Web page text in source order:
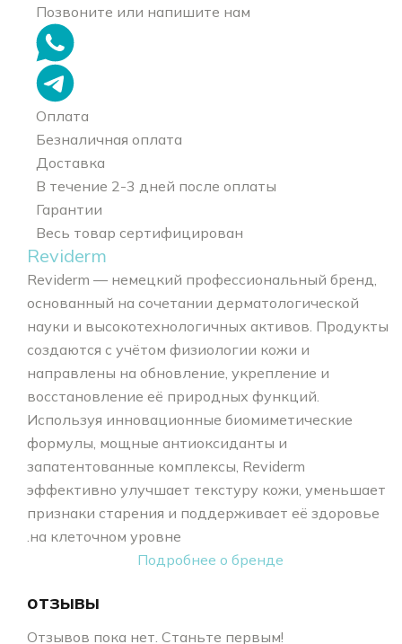
Позвоните или напишите нам
Оплата
Безналичная оплата
Доставка
В течение 2-3 дней после оплаты
Гарантии
Весь товар сертифицирован
Reviderm
Reviderm — немецкий профессиональный бренд,
основанный на сочетании дерматологической
науки и высокотехнологичных активов. Продукты
создаются с учётом физиологии кожи и
направлены на обновление, укрепление и
восстановление её природных функций.
Используя инновационные биомиметические
формулы, мощные антиоксиданты и
запатентованные комплексы, Reviderm
эффективно улучшает текстуру кожи, уменьшает
признаки старения и поддерживает её здоровье
на клеточном уровне.
Подробнее о бренде
отзывы
Отзывов пока нет. Станьте первым!